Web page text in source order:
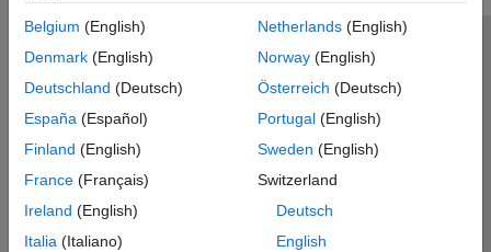
Belgium (English)
Denmark (English)
Deutschland (Deutsch)
España (Español)
Finland (English)
France (Français)
Ireland (English)
Italia (Italiano)
Netherlands(English)
Norway(English)
Österreich (Deutsch)
Portugal(English)
Sweden (English)
Switzerland
Deutsch
English
신뢰 센터 등록 상표 개인정보 취급방침
불법 복제 방지
애플리케이션 상태
© 1994-2026 The MathWorks, Inc.